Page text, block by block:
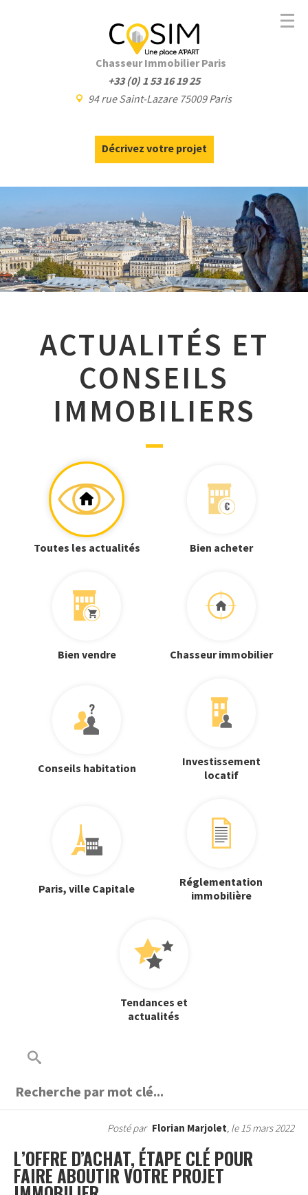
Chasseur Immobilier Paris
+33 (0) 1 53 16 19 25
94 rue Saint-Lazare 75009 Paris
Décrivez votre projet
ACTUALITÉS ET
CONSEILS
IMMOBILIERS
Toutes les actualités Bien acheter
Bien vendre Chasseur immobilier
Conseils habitation
Investissement
locatif
Paris, ville Capitale
Réglementation
immobilière
Tendances et
actualités
Posté par Florian Marjolet, le 15 mars 2022
L’OFFRE D’ACHAT, ÉTAPE CLÉ POUR
FAIRE ABOUTIR VOTRE PROJET